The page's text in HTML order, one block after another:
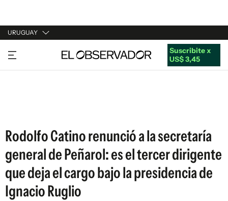
URUGUAY
URUGUAY
ARGENTINA
Suscribite x
US$ 3,45
Rodolfo Catino renunció a la secretaría
general de Peñarol: es el tercer dirigente
que deja el cargo bajo la presidencia de
Ignacio Ruglio